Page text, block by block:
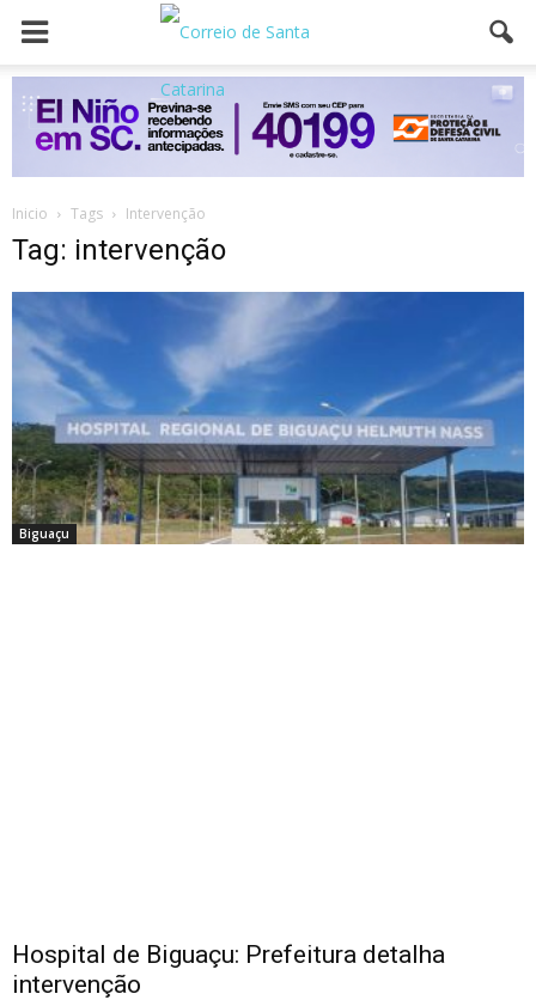
Inicio Tags Intervenção
Tag: intervenção
Biguaçu
Hospital de Biguaçu: Prefeitura detalha
intervenção